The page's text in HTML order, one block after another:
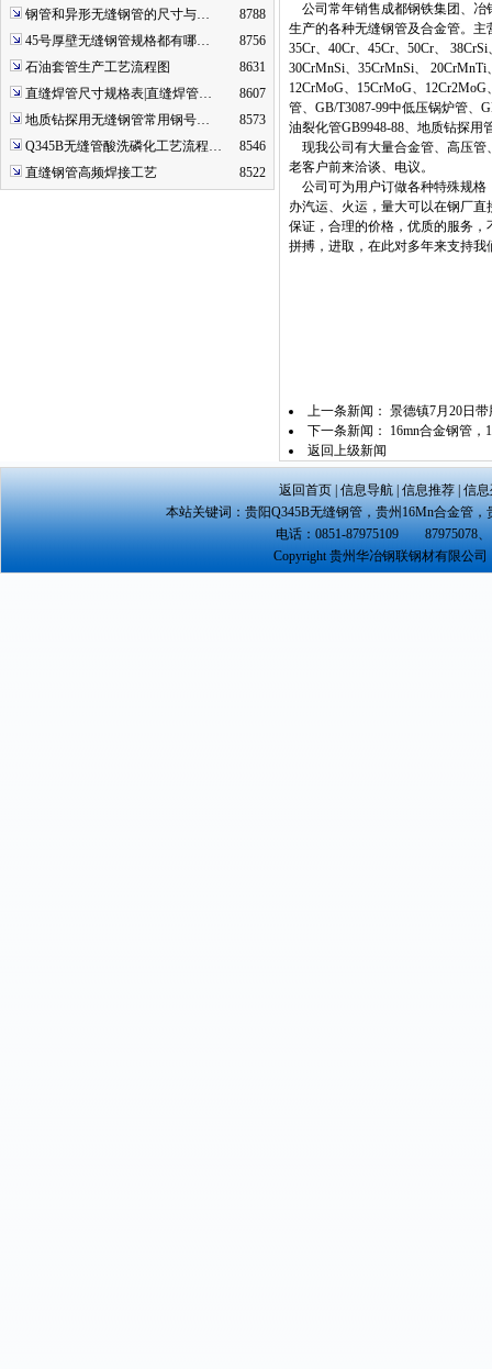
钢管和异形无缝钢管的尺寸与…
8788
45号厚壁无缝钢管规格都有哪…
8756
石油套管生产工艺流程图
8631
直缝焊管尺寸规格表|直缝焊管…
8607
地质钻探用无缝钢管常用钢号…
8573
Q345B无缝管酸洗磷化工艺流程…
8546
直缝钢管高频焊接工艺
8522
公司常年销售成都钢铁集团、冶
生产的各种无缝钢管及合金管。主
35Cr、40Cr、45Cr、50Cr、
30CrMnSi、35CrMnSi、
12CrMoG、15CrMoG、
管、GB/T3087-99中低压锅炉管、
油裂化管GB9948-88、地质钻探用
现我公司有大量合金管、高压管
老客户前来洽谈、电议。
公司可为用户订做各种特殊规格
办汽运、火运，量大可以在钢厂
保证，合理的价格，优质的服务
拼搏，进取，在此对多年来支持
上一条新闻： 景德镇7月20日
下一条新闻：
16mn合金钢管，
返回上级新闻
返回首页 信息导航 信息推荐 信
本站关键词： 贵阳Q345B无缝钢管 ， 贵州16Mn合金管 ，
电话：0851-87975109 87975078、
Copyright 贵州华冶钢联钢材有限公